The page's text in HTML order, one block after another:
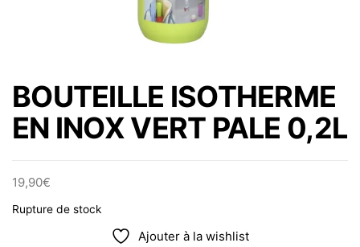
BOUTEILLE ISOTHERME
EN INOX VERT PALE 0,2L
19,90€
Rupture de stock
Ajouter à la wishlist